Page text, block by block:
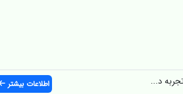
اطلاعات بیشتر